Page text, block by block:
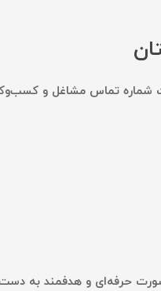
شماره تماس مشاغل و
حرفه‌ای و هدفمند به